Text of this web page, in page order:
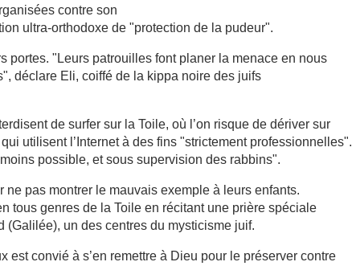
contre son
ultra-orthodoxe de "protection de la pudeur".
portes. "Leurs patrouilles font planer la menace en nous
déclare Eli, coiffé de la kippa noire des juifs
de surfer sur la Toile, où l’on risque de dériver sur
utilisent l’Internet à des fins "strictement professionnelles".
possible, et sous supervision des rabbins".
pas montrer le mauvais exemple à leurs enfants.
tous genres de la Toile en récitant une prière spéciale
un des centres du mysticisme juif.
est convié à s’en remettre à Dieu pour le préserver contre